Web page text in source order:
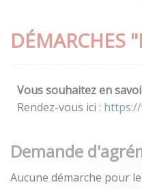
DÉMARCHES
Vous souhaitez en
Rendez-vous ici :
Demande
Aucune démarche pour